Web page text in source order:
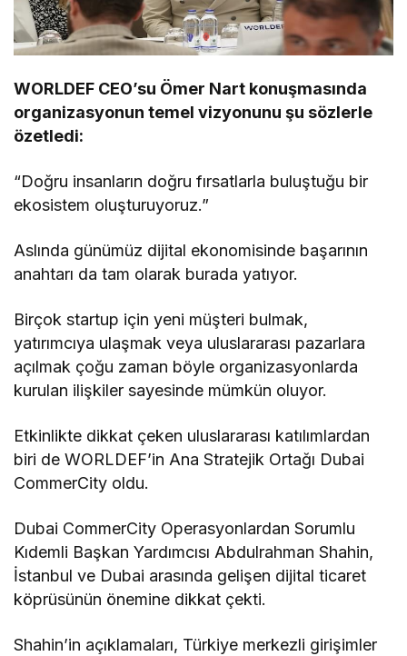
WORLDEF CEO’su Ömer Nart konuşmasında
organizasyonun temel vizyonunu şu sözlerle
özetledi:
“Doğru insanların doğru fırsatlarla buluştuğu bir
ekosistem oluşturuyoruz.”
Aslında günümüz dijital ekonomisinde başarının
anahtarı da tam olarak burada yatıyor.
Birçok startup için yeni müşteri bulmak,
yatırımcıya ulaşmak veya uluslararası pazarlara
açılmak çoğu zaman böyle organizasyonlarda
kurulan ilişkiler sayesinde mümkün oluyor.
Etkinlikte dikkat çeken uluslararası katılımlardan
biri de WORLDEF’in Ana Stratejik Ortağı Dubai
CommerCity oldu.
Dubai CommerCity Operasyonlardan Sorumlu
Kıdemli Başkan Yardımcısı Abdulrahman Shahin,
İstanbul ve Dubai arasında gelişen dijital ticaret
köprüsünün önemine dikkat çekti.
Shahin’in açıklamaları, Türkiye merkezli girişimler